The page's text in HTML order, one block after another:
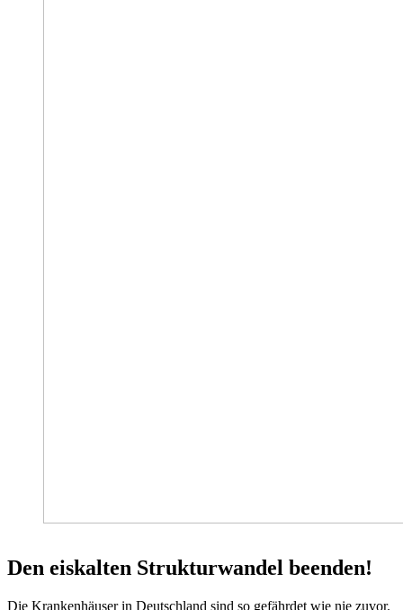
Den eiskalten Strukturwandel beenden!
Die Krankenhäuser in Deutschland sind so gefährdet wie nie zuvor.